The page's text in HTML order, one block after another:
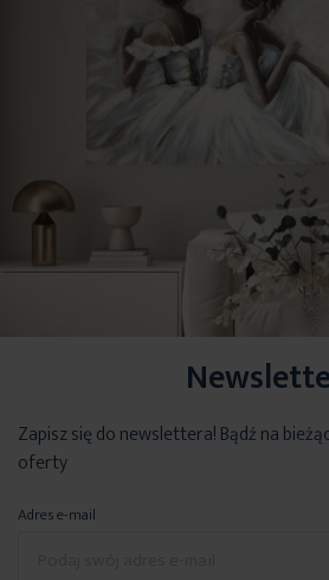
Zapisz się do newslettera! Bądź na
oferty
Adres e-mail